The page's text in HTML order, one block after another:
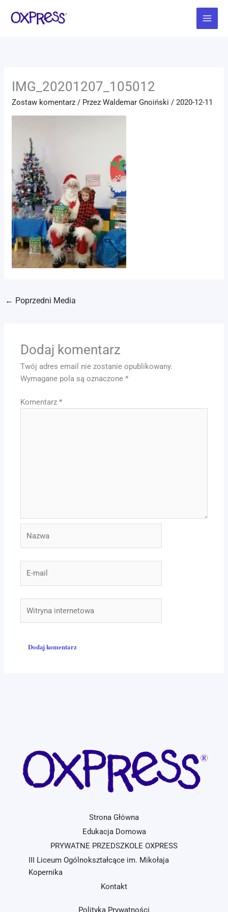
Main
Menu
IMG_20201207_105012
Zostaw komentarz / PrzezWaldemar Gnoiński/2020-12-11
← Poprzedni Media
Dodaj komentarz
Twój adres email nie zostanie opublikowany.
Wymagane pola są oznaczone*
Komentarz*
mail
internetowa
Strona Główna
Edukacja Domowa
PRYWATNE PRZEDSZKOLE OXPRESS
III Liceum Ogólnokształcące im. Mikołaja
Kopernika
Kontakt
Polityka Prywatności